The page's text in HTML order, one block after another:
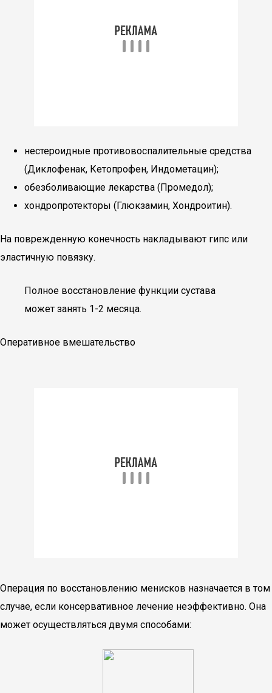
нестероидные противовоспалительные средства
(Диклофенак, Кетопрофен, Индометацин);
обезболивающие лекарства (Промедол);
хондропротекторы (Глюкзамин, Хондроитин).
На поврежденную конечность накладывают гипс или
эластичную повязку.
Полное восстановление функции сустава
может занять 1-2 месяца.
Оперативное вмешательство
Операция по восстановлению менисков назначается в том
случае, если консервативное лечение неэффективно. Она
может осуществляться двумя способами: